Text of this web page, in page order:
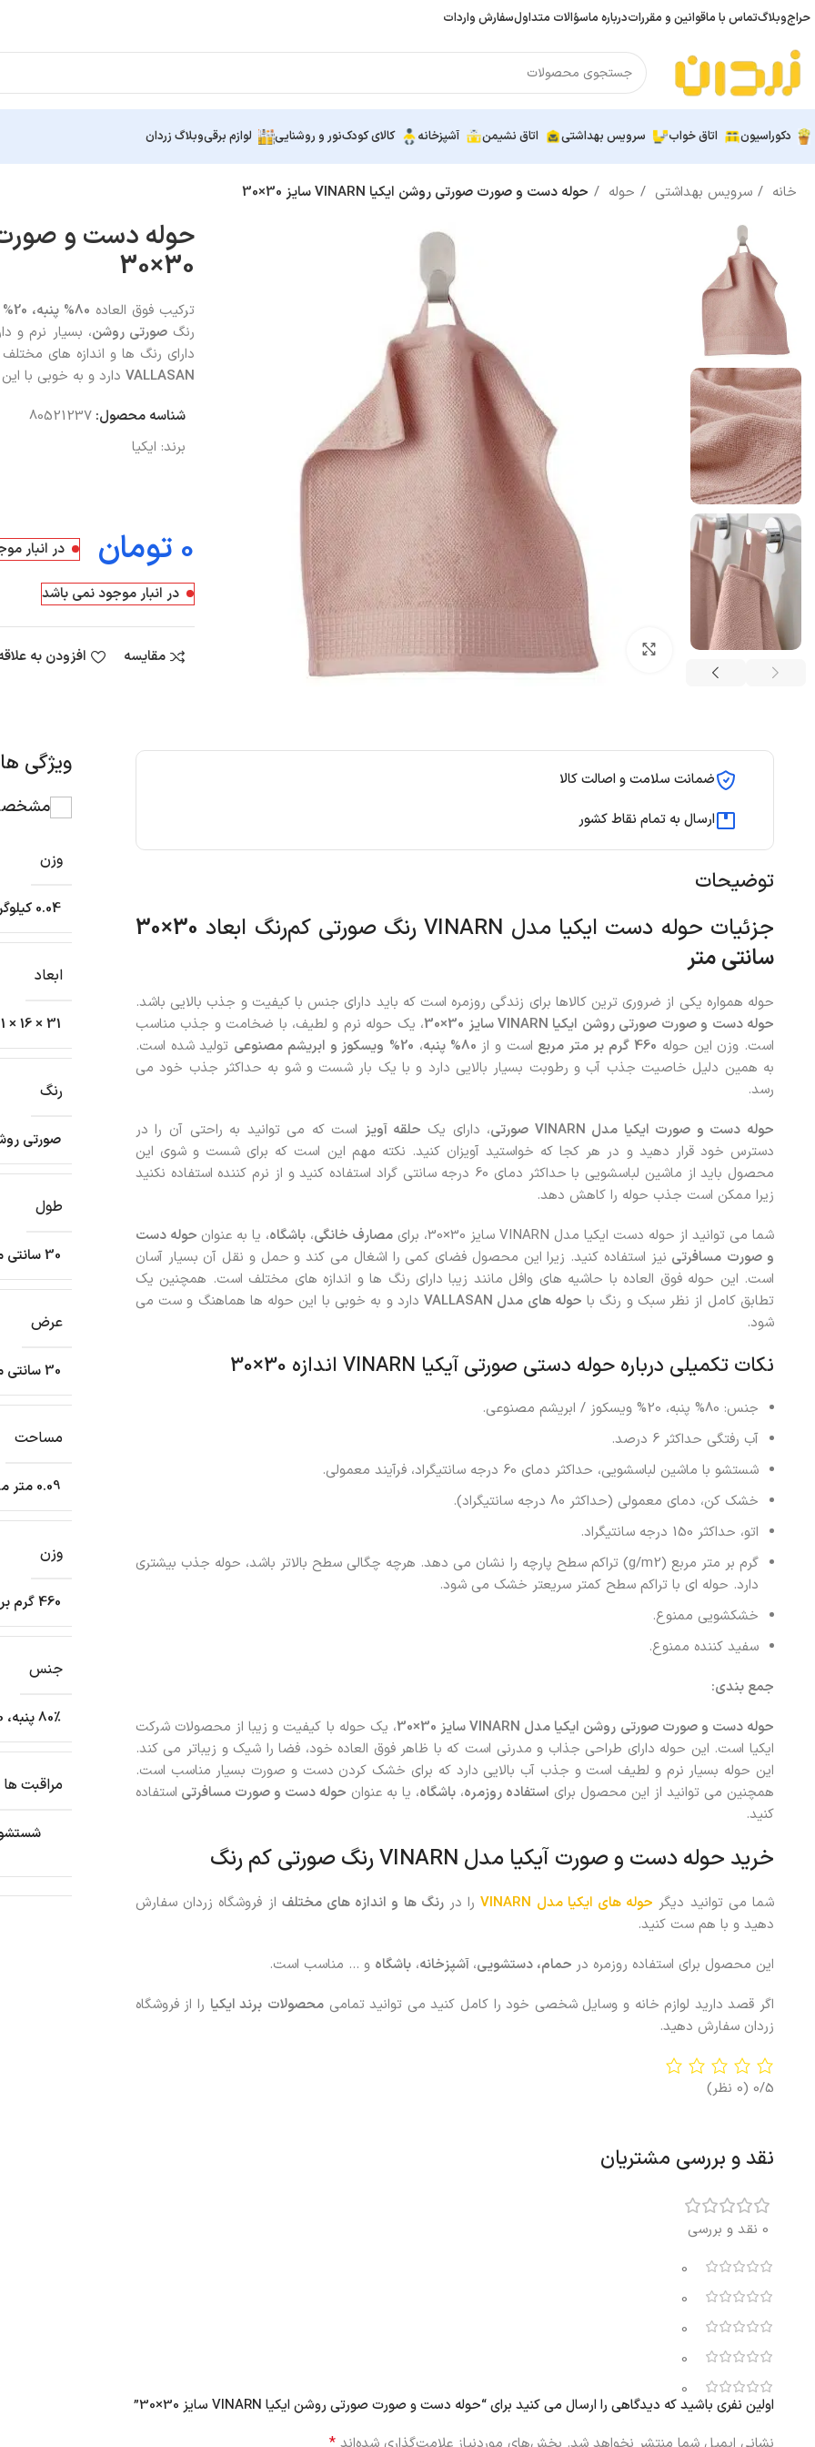
حراجوبلاگتماس با ماقوانین و مقرراتدرباره ماسؤالات متداولسفارش واردات
دکوراسیون اتاق خواب سرویس بهداشتی اتاق نشیمن آشپزخانه کالای کودکنور و روشنایی لوازم برقیوبلاگ زردان
خانه سرویس بهداشتی حوله حوله دست و صورت صورتی روشن ایکیا VINARN سایز 30×30
بزرگنمایی تصویر
30×30
ترکیب فوق العاده 80% پنبه، 20% ویسکوز
رنگصورتی روشن، بسیار نرم و
دارای رنگ ها و اندازه های
VALLASAN دارد و به خوبی با
شناسه محصول: 80521237
برند: ایکیا
تومان در انبار
در انبار موجود نمی باشد
مقایسه افزودن به
ضمانت سلامت و اصالت کالا
ارسال به تمام نقاط کشور
توضیحات
جزئیات حوله دست ایکیا مدل VINARN رنگ صورتی کم‌رنگ ابعاد
30×30
سانتی متر
حوله همواره یکی از ضروری ترین کالاها برای زندگی روزمره است که باید دارای جنس با کیفیت و جذب بالایی باشد.
حوله دست و صورت صورتی روشن ایکیا VINARN سایز 30×30
، یک حوله نرم و لطیف، با ضخامت و جذب مناسب
است. وزن این حوله 460 گرم بر متر مربع است و از پنبه، 20% ویسکوز و ابریشم مصنوعی تولید شده است.
به همین دلیل خاصیت جذب آب و رطوبت بسیار بالایی دارد و با یک بار شست و شو به حداکثر جذب خود می
رسد.
حوله دست و صورت ایکیا مدل VINARN صورتی
، دارای یک حلقه آویز است که می توانید به راحتی آن را در
دسترس خود قرار دهید و در هر کجا که خواستید آویزان کنید. نکته مهم این است که برای شست و شوی این
محصول باید از ماشین لباسشویی با حداکثر دمای 60 درجه سانتی گراد استفاده کنید و از نرم کننده استفاده نکنید
زیرا ممکن است جذب حوله را کاهش دهد.
شما می توانید از حوله دست ایکیا مدل VINARN سایز 30×30، برای
مصارف خانگی،باشگاه، یا به عنوان حوله دست
و صورت مسافرتی نیز استفاده کنید. زیرا این محصول فضای کمی را اشغال می کند و حمل و نقل آن بسیار آسان
است. این حوله فوق العاده با حاشیه های وافل مانند زیبا دارای رنگ ها و اندازه های مختلف است. همچنین یک
تطابق کامل از نظر سبک و رنگ با حوله های مدل VALLASAN
دارد و به خوبی با این حوله ها هماهنگ و ست می
شود.
نکات تکمیلی درباره حوله دستی صورتی آیکیا VINARN اندازه 30×30
جنس: 80% پنبه، 20% ویسکوز / ابریشم مصنوعی.
آب رفتگی حداکثر 6 درصد.
شستشو با ماشین لباسشویی، حداکثر دمای 60 درجه سانتیگراد، فرآیند معمولی.
خشک کن، دمای معمولی (حداکثر 80 درجه سانتیگراد).
اتو، حداکثر 150 درجه سانتیگراد.
گرم بر متر مربع (g/m2) تراکم سطح پارچه را نشان می دهد. هرچه چگالی سطح بالاتر باشد، حوله جذب بیشتری
دارد. حوله ای با تراکم سطح کمتر سریعتر خشک می شود.
خشکشویی ممنوع.
سفید کننده ممنوع.
جمع بندی:
حوله دست و صورت صورتی روشن ایکیا مدل VINARN سایز 30×30
، یک حوله با کیفیت و زیبا از محصولات شرکت
ایکیا است. این حوله دارای طراحی جذاب و مدرنی است که با ظاهر فوق العاده خود، فضا را شیک و زیباتر می کند.
این حوله بسیار نرم و لطیف است و جذب آب بالایی دارد که برای خشک کردن دست و صورت بسیار مناسب است.
همچنین می توانید از این محصول برای استفاده روزمره،باشگاه، یا به عنوان حوله دست و صورت مسافرتی استفاده
کنید.
خرید حوله دست‌ و صورت آیکیا مدل VINARN رنگ صورتی کم رنگ
شما می توانید دیگر حوله های ایکیا مدل VINARN را دررنگ ها و اندازه های مختلف از فروشگاه زردان سفارش
دهید و با هم ست کنید.
این محصول برای استفاده روزمره در حمام، دستشویی، آشپزخانه، باشگاه و … مناسب است.
اگر قصد دارید لوازم خانه و وسایل شخصی خود را کامل کنید می توانید تمامیمحصولات برند ایکیا را از فروشگاه
زردان سفارش دهید.
0/5 (0 نظر)
ویژگی
وزن
0.04 کیلوگرم
ابعاد
31 × 16 × 1 سانتیمتر
رنگ
صورتی
طول
30 سانتی متر
عرض
30 سانتی متر
مساحت
0.09 متر مربع
وزن
460 گرم بر متر مربع
جنس
80٪ پنبه، 20٪ ویسکوز / ابریشم مصنوعی
مراقبت ها
نقد و بررسی مشتریان
0 نقد و بررسی
0
0
0
0
0
اولین نفری باشید که دیدگاهی را ارسال می کنید برای “حوله دست و صورت صورتی روشن ایکیا VINARN سایز 30×30”